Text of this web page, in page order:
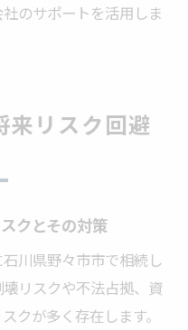
のサポートを活用しま
来リスク回避
クとその対策
川県野々市市で相続し
リスクや不法占拠、資
クが多く存在します。